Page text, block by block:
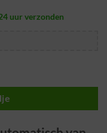
uur verzonden